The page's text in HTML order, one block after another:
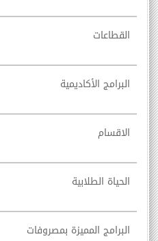
القطاعات
البرامج الأكاديمية
الاقسام
الحياة الطلابية
البرامج المميزة بمصروفات